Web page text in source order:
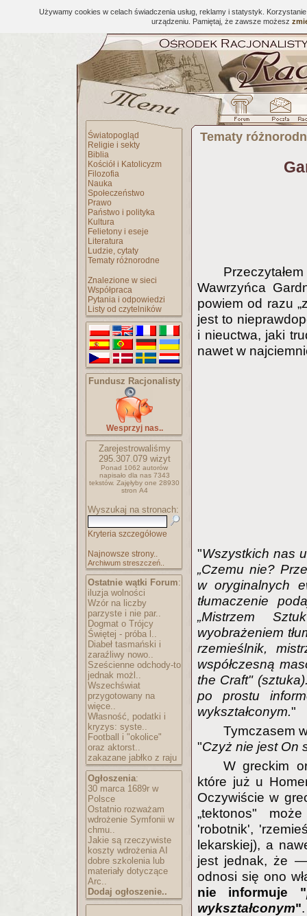
Używamy cookies w celach świadczenia usług, reklamy i statystyk.
urządzeniu. Pamiętaj, że zawsze możesz
Światopogląd
Religie i sekty
Biblia
Kościół i Katolicyzm
Filozofia
Nauka
Społeczeństwo
Prawo
Państwo i polityka
Kultura
Felietony i eseje
Literatura
Ludzie, cytaty
Tematy różnorodne
Znalezione w sieci
Współpraca
Pytania i odpowiedzi
Listy od czytelników
Fundusz Racjonalisty
Wesprzyj nas..
Zarejestrowaliśmy
295.307.079wizyt
Ponad 1062 autorów
napisało dla nas 7343
tekstów. Zajęłyby one 28930
stron A4
Wyszukaj na stronach:
Kryteria szczegółowe
Najnowsze strony..
Archiwum streszczeń..
Ostatnie wątki Forum:
iluzja wolności
Wzór na liczby
parzyste i nie par..
Dogmat o Trójcy
Świętej - próba l..
Diabeł tasmański i
zaraźliwy nowo..
Sześcienne odchody-to
jednak możl..
Wszechświat
przygotowany na
więce..
Własność, podatki i
kryzys: syste..
Football i "okolice"
oraz aktorst..
zakazane jabłko z raju
Ogłoszenia:
30 marca 1689r w
Polsce
Ostatnio rozważam
wdrożenie Symfonii w
chmu..
Jakie są rzeczywiste
koszty wdrożenia AI
dobre szkolenia lub
materiały dotyczące
Arc..
Dodaj ogłoszenie..
Tematy
Wawrzyńca
powiem od razu
jest to
i nieuctwa, jaki
nawet w
"Wszystkich nas
„Czemu nie?
w oryginalnych
tłumaczenie
„Mistrzem
wyobrażeniem
rzemieślnik,
współczesną
the Craft"
po prostu
wykształconym."
Tymczasem
"Czyż nie jest On
W greckim
które już u
Oczywiście w
„tektonos"
'robotnik',
lekarskiej), a
jest jednak, że
odnosi się ono
nie informuje "
wykształconym".